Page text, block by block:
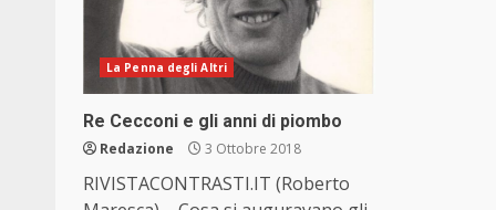
La Penna degli Altri
Re Cecconi e gli anni di piombo
Redazione 3 Ottobre 2018
RIVISTACONTRASTI.IT (Roberto